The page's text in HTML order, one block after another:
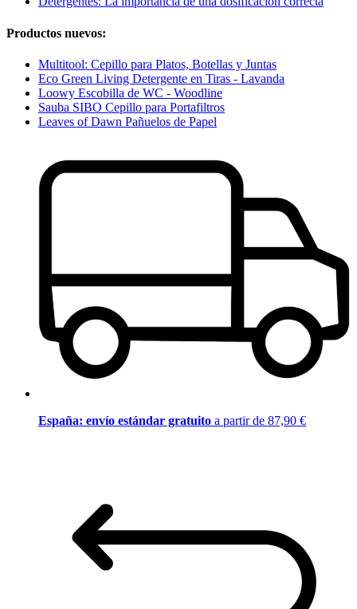
Productos nuevos:
Multitool: Cepillo para Platos, Botellas y Juntas
Eco Green Living Detergente en Tiras - Lavanda
Loowy Escobilla de WC - Woodline
Sauba SIBO Cepillo para Portafiltros
Leaves of Dawn Pañuelos de Papel
España: envío estándar gratuito a partir de 87,90 €